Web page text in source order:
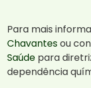
Para mais
Chavantesou
Saúde para
dependência